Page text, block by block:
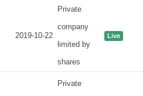
2019-10-22
Private
company
limited by
shares
Live
Private